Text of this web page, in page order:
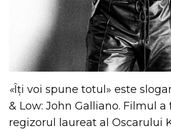
«Îți voi spune totul» este
& Low: John Galliano. Filmul
regizorul laureat al Oscarului